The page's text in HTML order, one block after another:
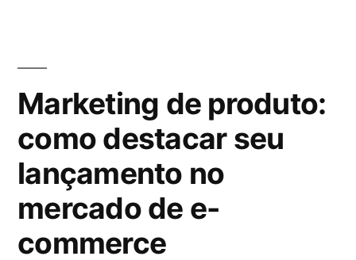
Marketing de produto:
como destacar seu
lançamento no
mercado de e-
commerce